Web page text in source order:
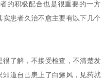
的积极配合也是很重要的一方
实患者久治不愈主要有以下几个
了解，不接受检查，不清楚发
道自己患上了白癜风，见药就